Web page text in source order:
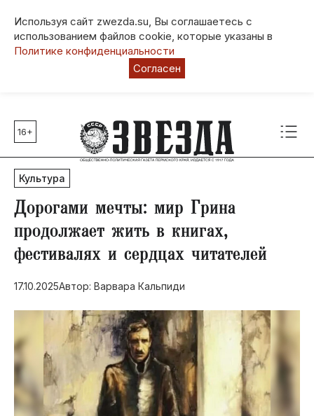
Используя сайт zwezda.su, Вы соглашаетесь с
использованием файлов cookie, которые указаны в
Политике конфиденциальности
Согласен
Главные темы
80 лет Победы
Молодежная столица РФ
СВО
Выборы в Пермском крае
Социальная поддержка
Инфраструктура
Благоустройство
16+
Культура
Дорогами мечты: мир Грина
продолжает жить в книгах,
фестивалях и сердцах читателей
17.10.2025Автор: Варвара Кальпиди